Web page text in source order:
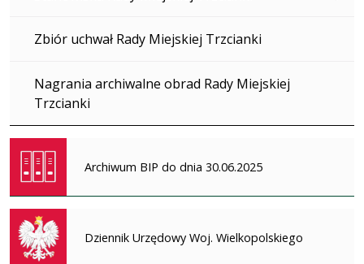
Zbiór uchwał Rady Miejskiej Trzcianki
Nagrania archiwalne obrad Rady Miejskiej
Trzcianki
Archiwum BIP do dnia 30.06.2025
Dziennik Urzędowy Woj. Wielkopolskiego